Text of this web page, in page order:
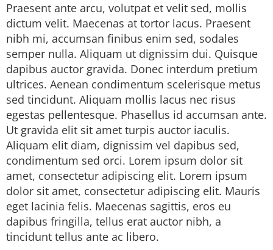
Praesent ante arcu, volutpat et velit sed, mollis
dictum velit. Maecenas at tortor lacus. Praesent
nibh mi, accumsan finibus enim sed, sodales
semper nulla. Aliquam ut dignissim dui. Quisque
dapibus auctor gravida. Donec interdum pretium
ultrices. Aenean condimentum scelerisque metus
sed tincidunt. Aliquam mollis lacus nec risus
egestas pellentesque. Phasellus id accumsan ante.
Ut gravida elit sit amet turpis auctor iaculis.
Aliquam elit diam, dignissim vel dapibus sed,
condimentum sed orci. Lorem ipsum dolor sit
amet, consectetur adipiscing elit. Lorem ipsum
dolor sit amet, consectetur adipiscing elit. Mauris
eget lacinia felis. Maecenas sagittis, eros eu
dapibus fringilla, tellus erat auctor nibh, a
tincidunt tellus ante ac libero.